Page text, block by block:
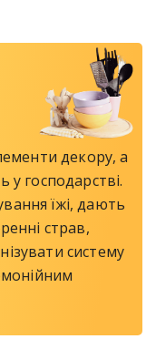
декору, а
господарстві.
їжі, дають
страв,
систему